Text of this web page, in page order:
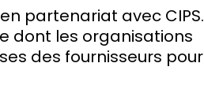
partenariat avec CIPS.
dont les organisations
des fournisseurs pour